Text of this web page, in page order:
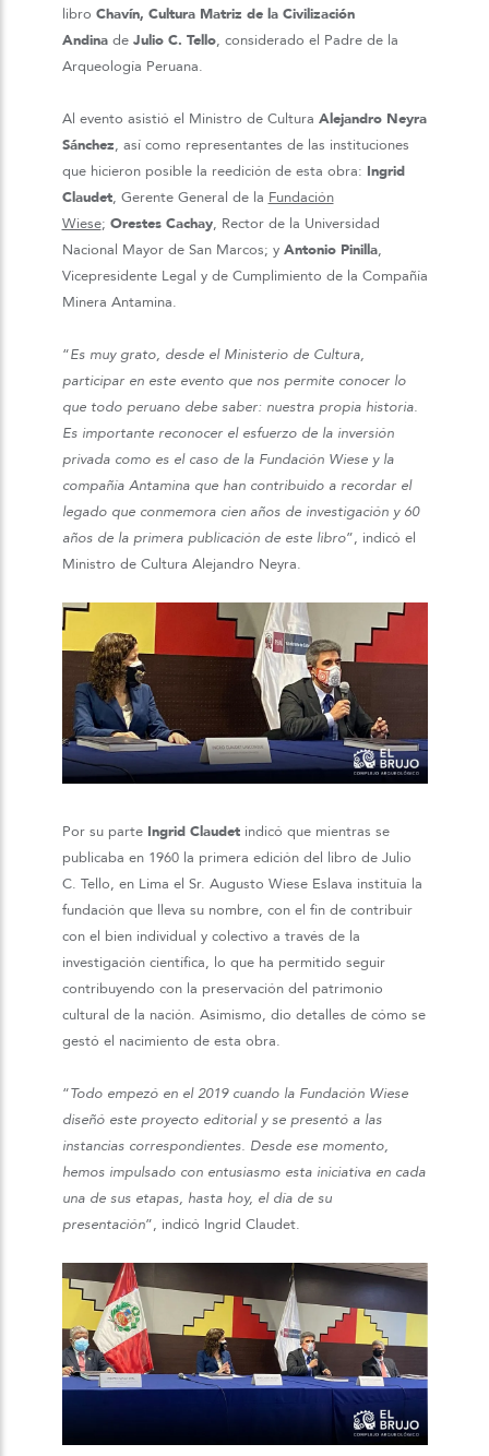
libro Chavín, Cultura Matriz de la Civilización
Andinade Julio C. Tello, considerado el Padre de la
Arqueología Peruana.
Al evento asistió el Ministro de Cultura Alejandro Neyra
Sánchez, así como representantes de las instituciones
que hicieron posible la reedición de esta obra: Ingrid
Claudet, Gerente General de la Fundación
Wiese; Orestes Cachay, Rector de la Universidad
Nacional Mayor de San Marcos; y Antonio Pinilla,
Vicepresidente Legal y de Cumplimiento de la Compañía
Minera Antamina.
“Es muy grato, desde el Ministerio de Cultura,
participar en este evento que nos permite conocer lo
que todo peruano debe saber: nuestra propia historia.
Es importante reconocer el esfuerzo de la inversión
privada como es el caso de la Fundación Wiese y la
compañía Antamina que han contribuido a recordar el
legado que conmemora cien años de investigación y 60
años de la primera publicación de este libro”, indicó el
Ministro de Cultura Alejandro Neyra.
Por su parte Ingrid Claudetindicó que mientras se
publicaba en 1960 la primera edición del libro de Julio
C. Tello, en Lima el Sr. Augusto Wiese Eslava instituía la
fundación que lleva su nombre, con el fin de contribuir
con el bien individual y colectivo a través de la
investigación científica, lo que ha permitido seguir
contribuyendo con la preservación del patrimonio
cultural de la nación. Asimismo, dio detalles de cómo se
gestó el nacimiento de esta obra.
“Todo empezó en el 2019 cuando la Fundación Wiese
diseñó este proyecto editorial y se presentó a las
instancias correspondientes. Desde ese momento,
hemos impulsado con entusiasmo esta iniciativa en cada
una de sus etapas, hasta hoy, el día de su
presentación”, indicó Ingrid Claudet.